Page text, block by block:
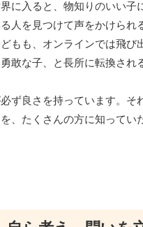
に入ると、物知りのいい子
人を見つけて声をかけられ
もも、オンラインでは飛び
敢な子、と長所に転換され
ず良さを持っています。そ
、たくさんの方に知ってい